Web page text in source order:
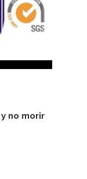
no morir